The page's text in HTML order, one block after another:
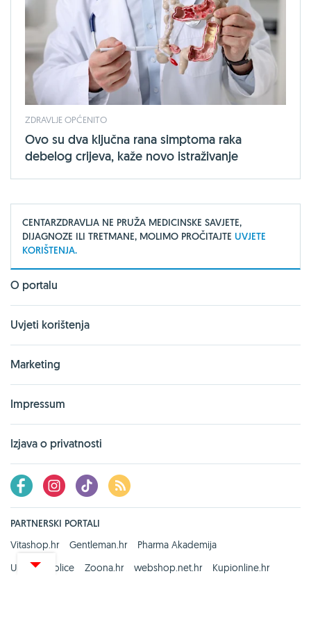
ZDRAVLJE OPĆENITO
Ovo su dva ključna rana simptoma raka
debelog crijeva, kaže novo istraživanje
CENTARZDRAVLJA NE PRUŽA MEDICINSKE SAVJETE,
DIJAGNOZE ILI TRETMANE, MOLIMO PROČITAJTE UVJETE
KORIŠTENJA.
O portalu
Uvjeti korištenja
Marketing
Impressum
Izjava o privatnosti
PARTNERSKI PORTALI
Vitashop.hr
Gentleman.hr
Pharma Akademija
UredskeStolice
Zoona.hr webshop.net.hr
Kupionline.hr